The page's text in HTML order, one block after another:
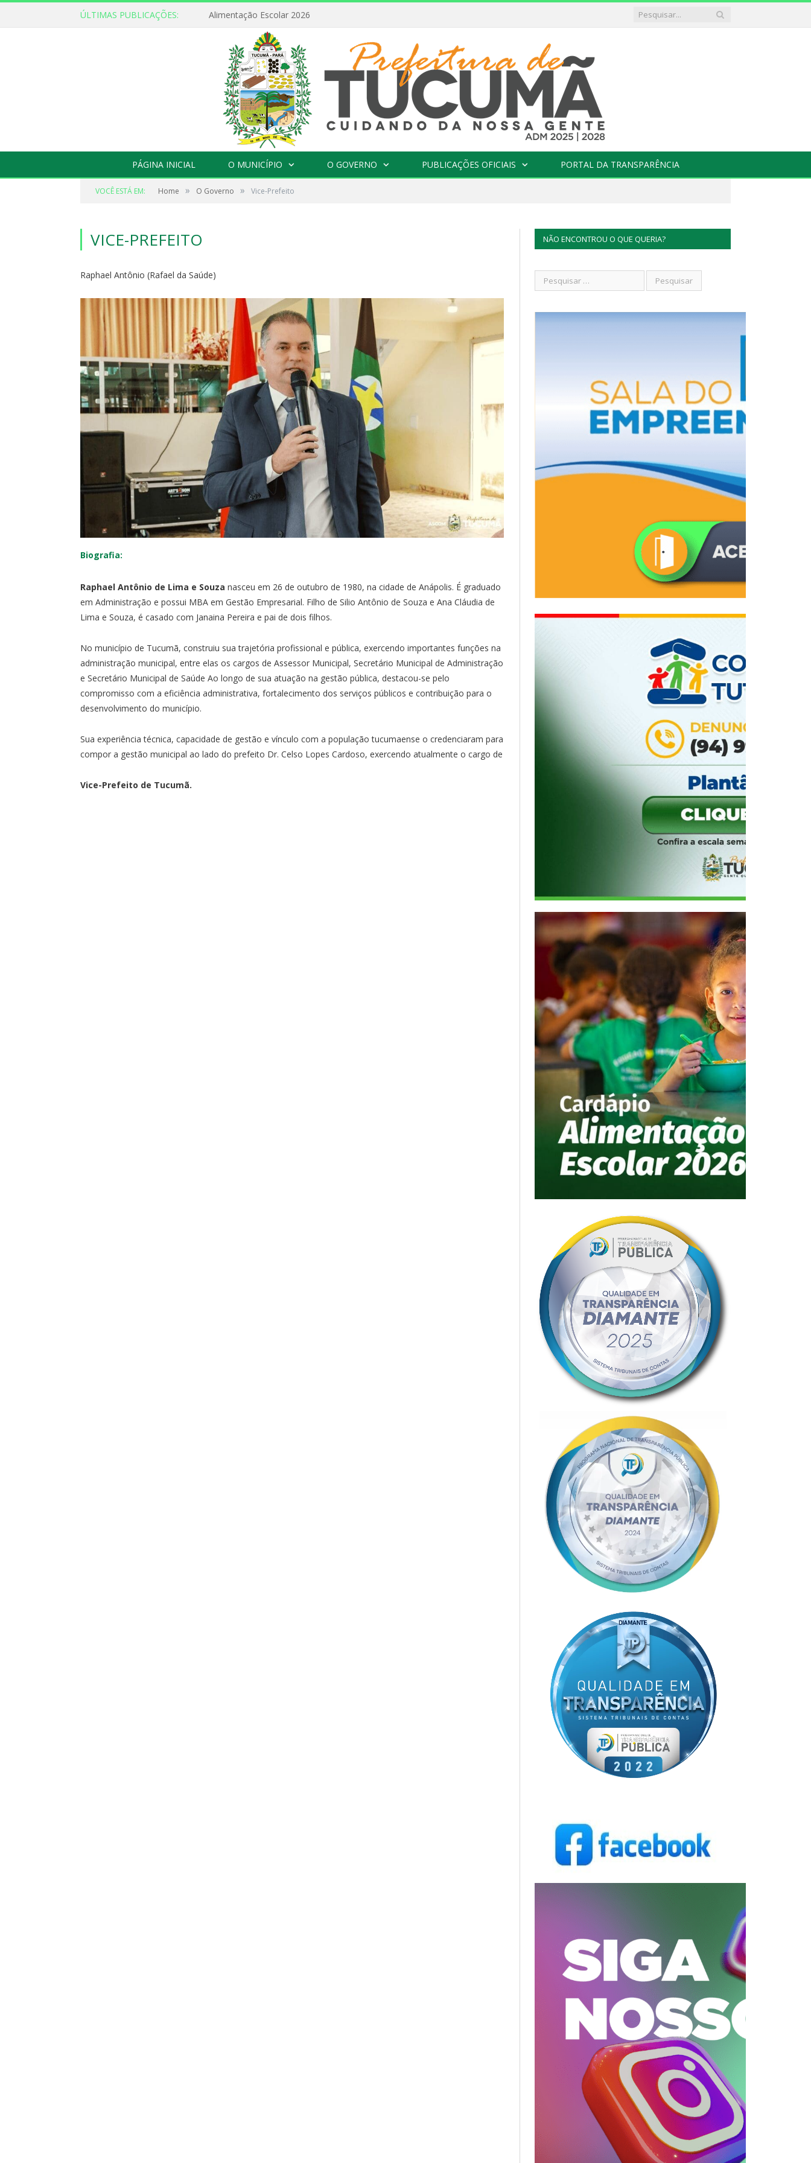
ÚLTIMAS PUBLICAÇÕES: Alimentação Escolar 2026
PÁGINA INICIAL O MUNICÍPIO O GOVERNO PUBLICAÇÕES OFICIAIS PORTAL DA TRANSPARÊNCIA
VOCÊ ESTÁ EM: Home » O Governo » Vice-Prefeito
VICE-PREFEITO
Raphael Antônio (Rafael da Saúde)
Biografia:
Raphael Antônio de Lima e Souza nasceu em 26 de outubro de 1980, na cidade de Anápolis. É graduado
em Administração e possui MBA em Gestão Empresarial. Filho de Silio Antônio de Souza e Ana Cláudia de
Lima e Souza, é casado com Janaina Pereira e pai de dois filhos.
No município de Tucumã, construiu sua trajetória profissional e pública, exercendo importantes funções na
administração municipal, entre elas os cargos de Assessor Municipal, Secretário Municipal de Administração
e Secretário Municipal de Saúde Ao longo de sua atuação na gestão pública, destacou-se pelo
compromisso com a eficiência administrativa, fortalecimento dos serviços públicos e contribuição para o
desenvolvimento do município.
Sua experiência técnica, capacidade de gestão e vínculo com a população tucumaense o credenciaram para
compor a gestão municipal ao lado do prefeito Dr. Celso Lopes Cardoso, exercendo atualmente o cargo de
Vice-Prefeito de Tucumã.
NÃO ENCONTROU O QUE QUERIA?